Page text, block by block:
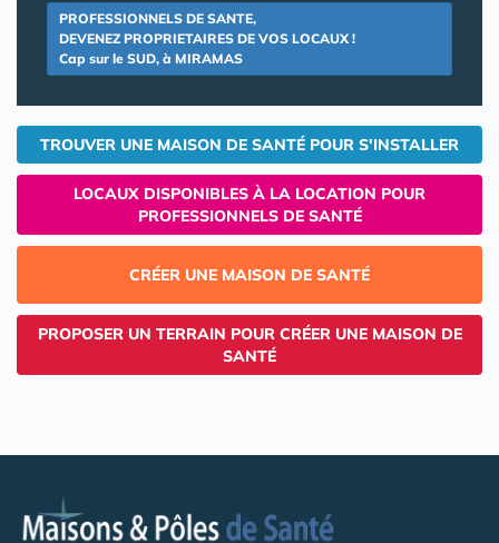
PROFESSIONNELS DE SANTE,
DEVENEZ PROPRIETAIRES DE VOS LOCAUX !
Cap sur le SUD, à MIRAMAS
TROUVER UNE MAISON DE SANTÉ POUR S'INSTALLER
LOCAUX DISPONIBLES À LA LOCATION POUR
PROFESSIONNELS DE SANTÉ
CRÉER UNE MAISON DE SANTÉ
PROPOSER UN TERRAIN POUR CRÉER UNE MAISON DE
SANTÉ